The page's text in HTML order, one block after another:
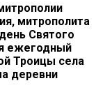
митрополита
Святого
ежегодный
Троицы села
деревни